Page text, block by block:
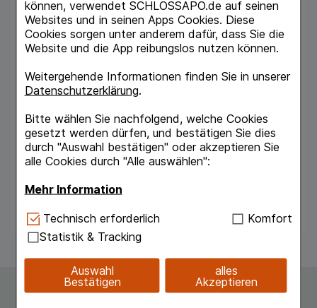
können, verwendet SCHLOSSAPO.de auf seinen
Websites und in seinen Apps Cookies. Diese
Cookies sorgen unter anderem dafür, dass Sie die
Website und die App reibungslos nutzen können.
Weitergehende Informationen finden Sie in unserer
Datenschutzerklärung.
Bitte wählen Sie nachfolgend, welche Cookies
gesetzt werden dürfen, und bestätigen Sie dies
durch "Auswahl bestätigen" oder akzeptieren Sie
alle Cookies durch "Alle auswählen":
Mehr Information
Technisch Notwendig:Hierbei handelt es sich um
Cookies, die für die Grundfunktionen unserer
Website notwendig sind (z.B. Navigation,
Warenkorb, Kundenkonto), weshalb auf diese nicht
verzichtet werden kann.
Technisch erforderlich
Komfort
Statistik & Tracking
Auswahl
Bestätigen
alles
Akzeptieren
Jahren 1- bis 2-mal täglich 3-7 Globuli velati
sowie Erwachsene und Kinder ab 6 Jahre 1-
bis 2-mal täglich 5-10 Globuli velati unter der
Zunge zergehen lassen. D20, D30: Soweit
nicht anders verordnet, Säuglinge 1-mal täglich
3 Globuli velati, Kinder unter 6 Jahren 1-mal
täglich 3-7 Globuli velati sowie Erwachsene
und Kinder ab 6 Jahre 1-mal täglich 5-10
Globuli velati unter der Zunge zergehen lassen.
Dauer der Anwendung Die Dauer der
Behandlung erfordert eine Absprache mit dem
Arzt.
Nebenwirkungen